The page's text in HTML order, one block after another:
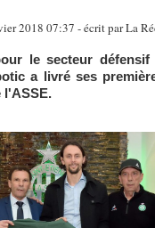
2018 07:37 - écrit par La
le secteur
a livré ses
l'ASSE.